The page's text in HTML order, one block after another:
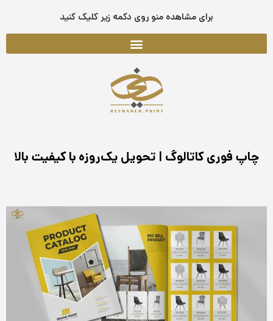
برای مشاهده منو روی دکمه زیر کلیک کنید
چاپ فوری کاتالوگ | تحویل یک‌روزه با کیفیت بالا